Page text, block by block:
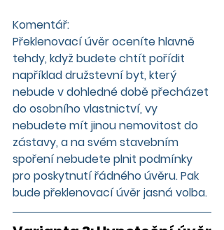
Komentář:
Překlenovací úvěr oceníte hlavně
tehdy, když budete chtít pořídit
například družstevní byt, který
nebude v dohledné době přecházet
do osobního vlastnictví, vy
nebudete mít jinou nemovitost do
zástavy, a na svém stavebním
spoření nebudete plnit podmínky
pro poskytnutí řádného úvěru. Pak
bude překlenovací úvěr jasná volba.